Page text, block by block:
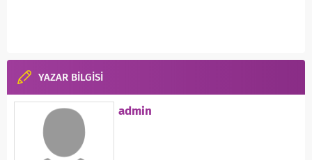
YAZAR BİLGİSİ
admin